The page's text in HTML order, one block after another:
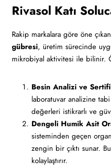
Rivasol Katı
Rakip markalara göre öne çıkan
gübresi, üretim sürecinde
mikrobiyal aktivitesi ile bilinir.
Besin Analizi ve
laboratuvar analizine
değerleri istikrarlı ve
Dengeli Humik Asit
sisteminden geçen
zengin bir çıktı sunar.
kolaylaştırır.